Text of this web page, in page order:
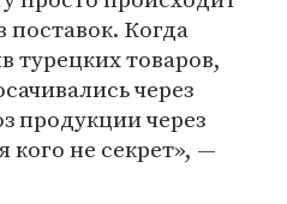
поставок. Когда
турецких товаров,
через
продукции через
кого не секрет», —